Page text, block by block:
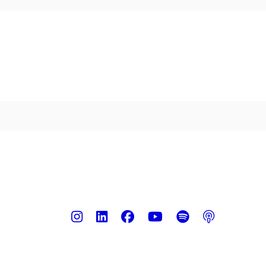
Instagram
LinkedIn
Facebook
Youtube
Spotify